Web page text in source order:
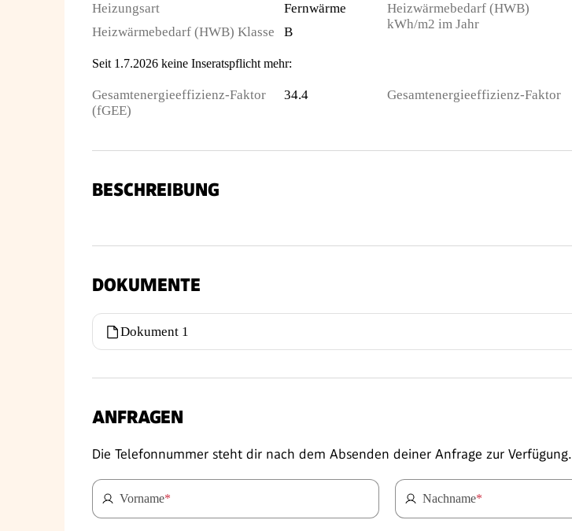
Heizungsart
Fernwärme
Heizwärmebedarf (HWB) Klasse
B
Heizwärmebedarf (HWB)
kWh/m2 im Jahr
Seit 1.7.2026 keine Inseratspflicht mehr:
Gesamtenergieeffizienz-Faktor
(fGEE)
34.4 Gesamtenergieeffizienz-Faktor
BESCHREIBUNG
DOKUMENTE
Dokument 1
ANFRAGEN
Die Telefonnummer steht dir nach dem Absenden deiner Anfrage zur Verfügung.
Vorname* Nachname*